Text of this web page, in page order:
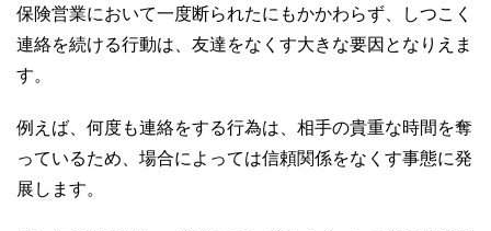
保険営業において一度断られたにもかかわらず、しつこく
連絡を続ける行動は、友達をなくす大きな要因となりえま
す。
例えば、何度も連絡をする行為は、相手の貴重な時間を奪
っているため、場合によっては信頼関係をなくす事態に発
展します。